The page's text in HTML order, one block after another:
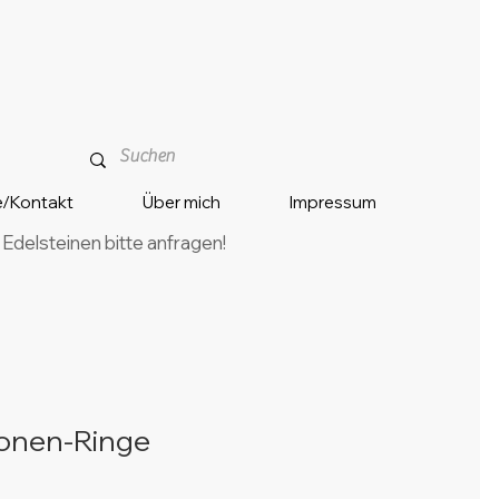
Kontakt Über mich Impressum
bitte anfragen!
Ringe